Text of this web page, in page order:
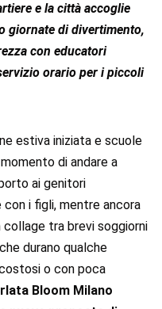
e la città accoglie
giornate di divertimento,
con educatori
orario per i piccoli
estiva iniziata e scuole
di andare a
ai genitori
con i figli, mentre ancora
collage tra brevi soggiorni
durano qualche
o con poca
Bloom Milano